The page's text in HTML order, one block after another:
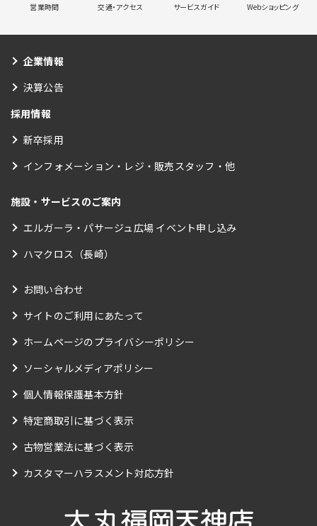
営業時間 交通・アクセス サービスガイド Webショッピング
企業情報
決算公告
採用情報
新卒採用
インフォメーション・レジ・販売スタッフ・他
施設・サービスのご案内
エルガーラ・パサージュ広場 イベント申し込み
ハマクロス（長崎）
お問い合わせ
サイトのご利用にあたって
ホームページのプライバシーポリシー
ソーシャルメディアポリシー
個人情報保護基本方針
特定商取引に基づく表示
古物営業法に基づく表示
カスタマーハラスメント対応方針